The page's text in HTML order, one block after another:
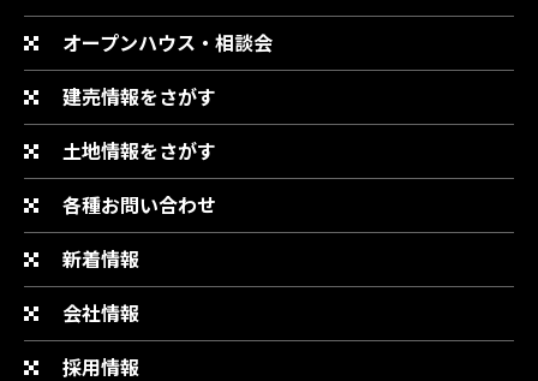
オープンハウス・相談会
建売情報をさがす
土地情報をさがす
各種お問い合わせ
新着情報
会社情報
採用情報